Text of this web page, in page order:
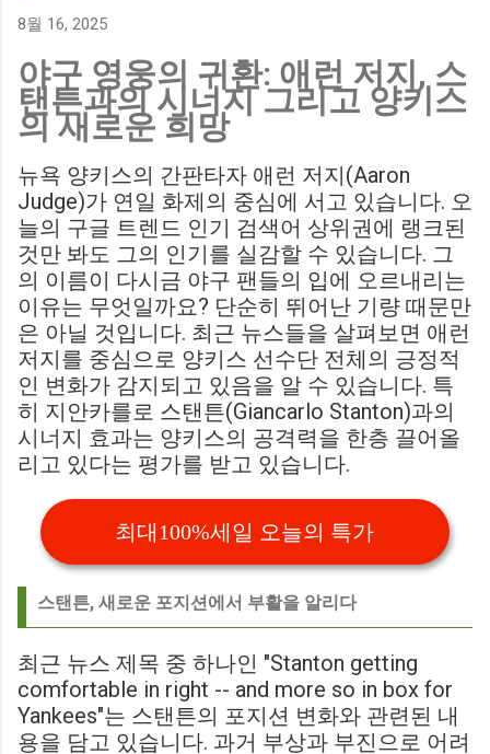
700만 파운드 스트라이커 데미언 다운스의 결장은 사우스햄튼
Birmingham City LIVE Score Updates in EFL Championship
Match : 경기 당일 실시간 스코어 업데이트를 제공하는 뉴스로,
팬들의 높은 관심도를 반영합니다. Chris Davies: Birmingham
City boss says his side have to try to "be themselves" away
from home : 버밍엄 시티의 크리스 데이비스 감독은 원정 경기
에서 팀 고유의 색깔을 유지하는 것이 중요하다고 강조했습니
다. ...
8월 16, 2025
야구 영웅의 귀환: 애런 저지, 스
탠튼과의 시너지 그리고 양키스
의 새로운 희망
뉴욕 양키스의 간판타자 애런 저지(Aaron
Judge)가 연일 화제의 중심에 서고 있습니다. 오
늘의 구글 트렌드 인기 검색어 상위권에 랭크된
것만 봐도 그의 인기를 실감할 수 있습니다. 그
의 이름이 다시금 야구 팬들의 입에 오르내리는
이유는 무엇일까요? 단순히 뛰어난 기량 때문만
은 아닐 것입니다. 최근 뉴스들을 살펴보면 애런
저지를 중심으로 양키스 선수단 전체의 긍정적
인 변화가 감지되고 있음을 알 수 있습니다. 특
히 지안카를로 스탠튼(Giancarlo Stanton)과의
시너지 효과는 양키스의 공격력을 한층 끌어올
리고 있다는 평가를 받고 있습니다.
최대100%세일 오늘의 특가
스탠튼, 새로운 포지션에서 부활을 알리다
최근 뉴스 제목 중 하나인 "Stanton getting
comfortable in right -- and more so in box for
Yankees"는 스탠튼의 포지션 변화와 관련된 내
용을 담고 있습니다. 과거 부상과 부진으로 어려